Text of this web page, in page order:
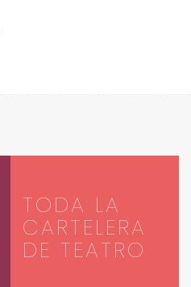
TODA LA
CARTELERA
DE TEATRO